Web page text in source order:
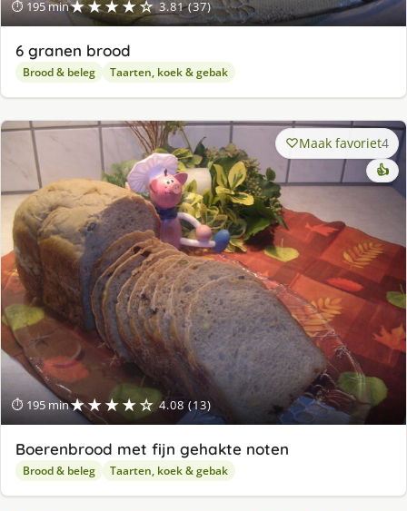
⏱ 195 min★★★★☆ 3.81 (37)
6 granen brood
Brood & beleg Taarten, koek & gebak
⏱ 195 min★★★★☆ 4.08 (13)
Maak favoriet4
👍
Boerenbrood met fijn gehakte noten
Brood & beleg Taarten, koek & gebak